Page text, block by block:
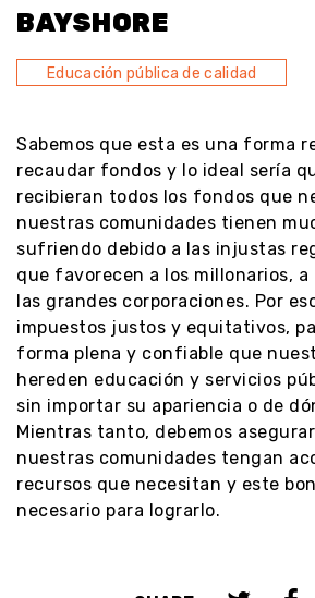
BAYSHORE
Educación pública de calidad
Sabemos que esta es una forma
recaudar fondos y lo ideal sería
recibieran todos los fondos que
nuestras comunidades tienen
sufriendo debido a las injustas
que favorecen a los millonarios, a
las grandes corporaciones. Por
impuestos justos y equitativos,
forma plena y confiable que
hereden educación y servicios
sin importar su apariencia o de
Mientras tanto, debemos
nuestras comunidades tengan
recursos que necesitan y este
necesario para lograrlo.